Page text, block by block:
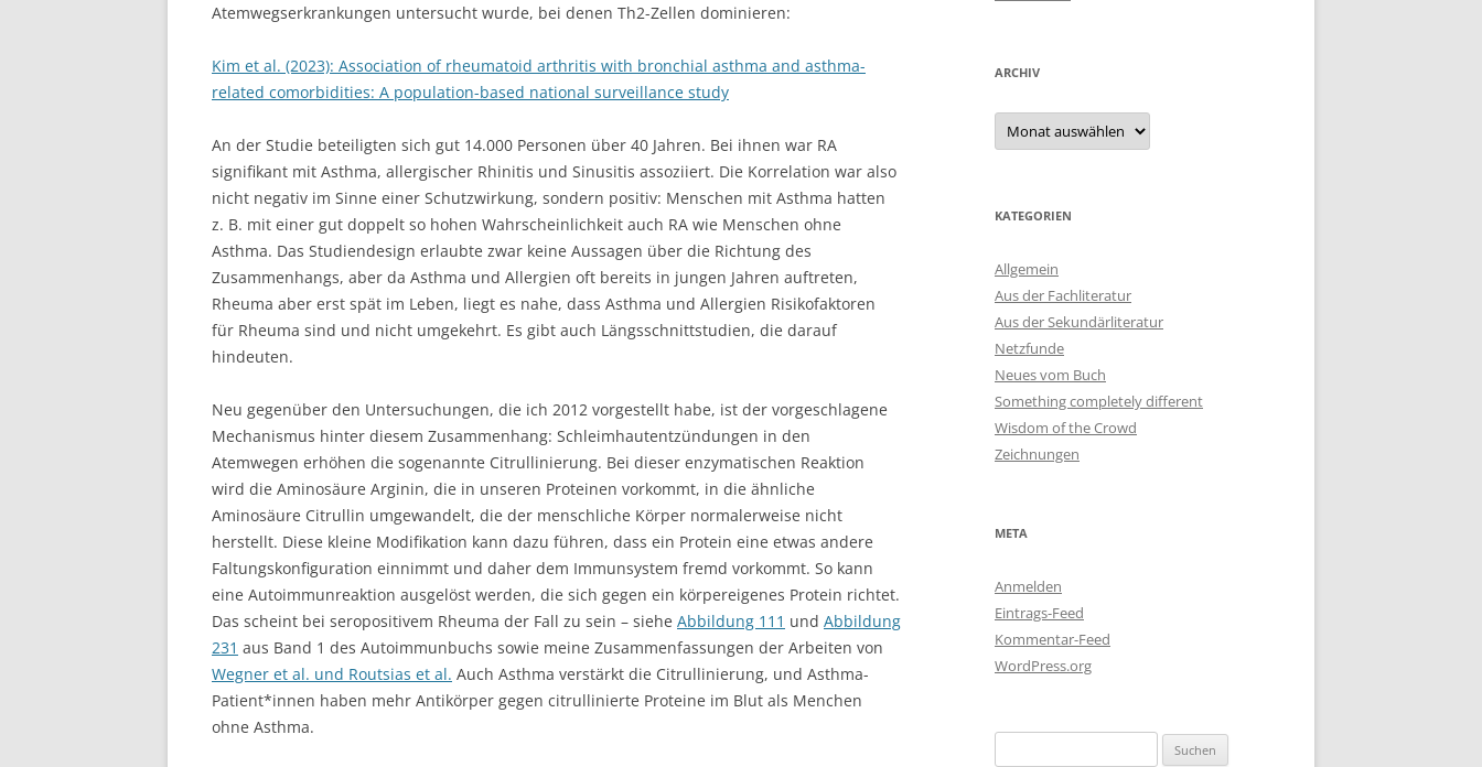
Atemwegserkrankungen untersucht wurde, bei denen Th2-Zellen dominieren:
Kim et al. (2023): Association of rheumatoid arthritis with bronchial asthma and asthma-
related comorbidities: A population-based national surveillance study
An der Studie beteiligten sich gut 14.000 Personen über 40 Jahren. Bei ihnen war RA
signifikant mit Asthma, allergischer Rhinitis und Sinusitis assoziiert. Die Korrelation war also
nicht negativ im Sinne einer Schutzwirkung, sondern positiv: Menschen mit Asthma hatten
z. B. mit einer gut doppelt so hohen Wahrscheinlichkeit auch RA wie Menschen ohne
Asthma. Das Studiendesign erlaubte zwar keine Aussagen über die Richtung des
Zusammenhangs, aber da Asthma und Allergien oft bereits in jungen Jahren auftreten,
Rheuma aber erst spät im Leben, liegt es nahe, dass Asthma und Allergien Risikofaktoren
für Rheuma sind und nicht umgekehrt. Es gibt auch Längsschnittstudien, die darauf
hindeuten.
Neu gegenüber den Untersuchungen, die ich 2012 vorgestellt habe, ist der vorgeschlagene
Mechanismus hinter diesem Zusammenhang: Schleimhautentzündungen in den
Atemwegen erhöhen die sogenannte Citrullinierung. Bei dieser enzymatischen Reaktion
wird die Aminosäure Arginin, die in unseren Proteinen vorkommt, in die ähnliche
Aminosäure Citrullin umgewandelt, die der menschliche Körper normalerweise nicht
herstellt. Diese kleine Modifikation kann dazu führen, dass ein Protein eine etwas andere
Faltungskonfiguration einnimmt und daher dem Immunsystem fremd vorkommt. So kann
eine Autoimmunreaktion ausgelöst werden, die sich gegen ein körpereigenes Protein richtet.
Das scheint bei seropositivem Rheuma der Fall zu sein – siehe Abbildung 111 und Abbildung
231 aus Band 1 des Autoimmunbuchs sowie meine Zusammenfassungen der Arbeiten von
Wegner et al. und Routsias et al. Auch Asthma verstärkt die Citrullinierung, und Asthma-
Patient*innen haben mehr Antikörper gegen citrullinierte Proteine im Blut als Menchen
ohne Asthma.
ARCHIV
Archiv
KATEGORIEN
Allgemein
Aus der Fachliteratur
Aus der Sekundärliteratur
Netzfunde
Neues vom Buch
Something completely different
Wisdom of the Crowd
Zeichnungen
META
Anmelden
Eintrags-Feed
Kommentar-Feed
WordPress.org